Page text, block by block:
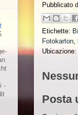
Pubblicato
Etichette:
Fotokarton,
Ubicazione:
Posta
-